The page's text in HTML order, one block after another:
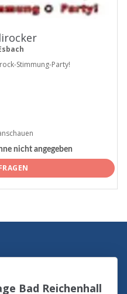
Stimmung-Party!
nicht angegeben
Bad Reichenhall